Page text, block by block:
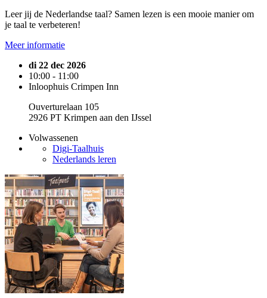
Leer jij de Nederlandse taal? Samen lezen is een mooie manier om
je taal te verbeteren!
Meer informatie
di 22 dec 2026
10:00 - 11:00
Inloophuis Crimpen Inn
Ouverturelaan 105
2926 PT Krimpen aan den IJssel
Volwassenen
Digi-Taalhuis
Nederlands leren